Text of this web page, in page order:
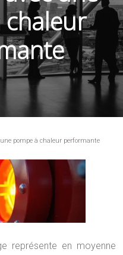
pompe à chaleur performante
représente en moyenne